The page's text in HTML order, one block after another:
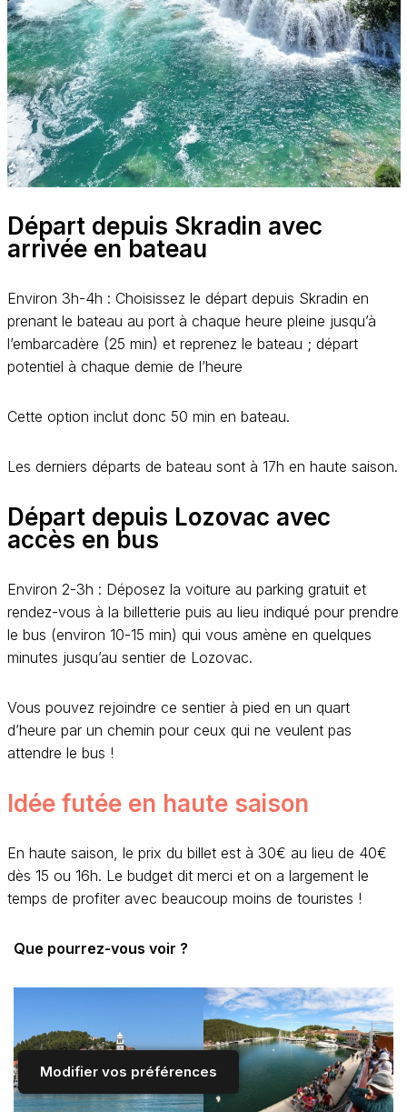
Modifier vos préférences
Départ depuis Skradin avec
arrivée en bateau
Environ 3h-4h : Choisissez le départ depuis Skradin en
prenant le bateau au port à chaque heure pleine jusqu’à
l’embarcadère (25 min) et reprenez le bateau ; départ
potentiel à chaque demie de l’heure
Cette option inclut donc 50 min en bateau.
Les derniers départs de bateau sont à 17h en haute saison.
Départ depuis Lozovac avec
accès en bus
Environ 2-3h : Déposez la voiture au parking gratuit et
rendez-vous à la billetterie puis au lieu indiqué pour prendre
le bus (environ 10-15 min) qui vous amène en quelques
minutes jusqu’au sentier de Lozovac.
Vous pouvez rejoindre ce sentier à pied en un quart
d’heure par un chemin pour ceux qui ne veulent pas
attendre le bus !
Idée futée en haute saison
En haute saison, le prix du billet est à 30€ au lieu de 40€
dès 15 ou 16h. Le budget dit merci et on a largement le
temps de profiter avec beaucoup moins de touristes !
Que pourrez-vous voir ?